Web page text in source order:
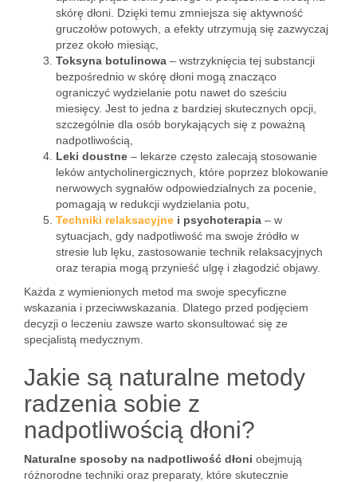
skórę dłoni. Dzięki temu zmniejsza się aktywność
gruczołów potowych, a efekty utrzymują się zazwyczaj
przez około miesiąc,
Toksyna botulinowa – wstrzyknięcia tej substancji
bezpośrednio w skórę dłoni mogą znacząco
ograniczyć wydzielanie potu nawet do sześciu
miesięcy. Jest to jedna z bardziej skutecznych opcji,
szczególnie dla osób borykających się z poważną
nadpotliwością,
Leki doustne – lekarze często zalecają stosowanie
leków antycholinergicznych, które poprzez blokowanie
nerwowych sygnałów odpowiedzialnych za pocenie,
pomagają w redukcji wydzielania potu,
Techniki relaksacyjne i psychoterapia – w
sytuacjach, gdy nadpotliwość ma swoje źródło w
stresie lub lęku, zastosowanie technik relaksacyjnych
oraz terapia mogą przynieść ulgę i złagodzić objawy.
Każda z wymienionych metod ma swoje specyficzne
wskazania i przeciwwskazania. Dlatego przed podjęciem
decyzji o leczeniu zawsze warto skonsultować się ze
specjalistą medycznym.
Jakie są naturalne metody
radzenia sobie z
nadpotliwością dłoni?
Naturalne sposoby na nadpotliwość dłoni obejmują
różnorodne techniki oraz preparaty, które skutecznie